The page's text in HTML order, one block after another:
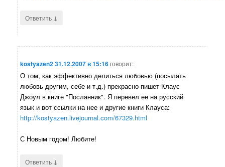
Ответить ↓
kostyazen231.12.2007 в 15:16говорит:
О том, как эффективно делиться любовью (посылать
любовь другим, себе и т.д.) прекрасно пишет Клаус
Джоул в книге "Посланник". Я перевел ее на русский
язык и вот ссылки на нее и другие книги Клауса:
http://kostyazen.livejournal.com/67329.html
С Новым годом! Любите!
Ответить ↓